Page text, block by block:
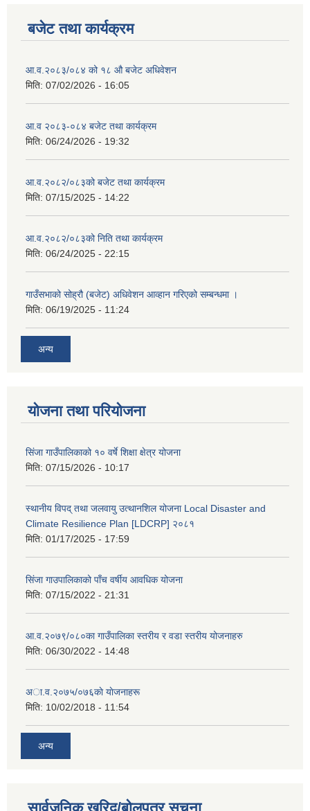
बजेट तथा कार्यक्रम
आ.व.२०८३/०८४ को १८ ‍औ बजेट अधिवेशन
मिति: 07/02/2026 - 16:05
आ.व २०८३-०८४ बजेट तथा कार्यक्रम
मिति: 06/24/2026 - 19:32
आ.व.२०८२/०८३को बजेट तथा कार्यक्रम
मिति: 07/15/2025 - 14:22
आ.व.२०८२/०८३को निति तथा कार्यक्रम
मिति: 06/24/2025 - 22:15
गाउँसभाको सोह्रौ (बजेट) अधिवेशन आव्हान गरिएको सम्बन्धमा ।
मिति: 06/19/2025 - 11:24
अन्य
योजना तथा परियोजना
सिंजा गाउँपालिकाको १० वर्षे शिक्षा क्षेत्र योजना
मिति: 07/15/2026 - 10:17
स्थानीय विपद् तथा जलवायु उत्थानशिल योजना Local Disaster and
Climate Resilience Plan [LDCRP] २०८१
मिति: 01/17/2025 - 17:59
सिंजा गाउपालिकाको पाँच वर्षीय आवधिक योजना
मिति: 07/15/2022 - 21:31
आ.व.२०७९/०८०का गाउँपालिका स्तरीय र वडा स्तरीय योजनाहरु
मिति: 06/30/2022 - 14:48
अा‍‍.व.२०७५/०७६काे याेजनाहरू
मिति: 10/02/2018 - 11:54
अन्य